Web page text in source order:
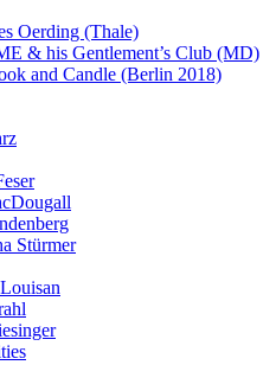
Oerding (Thale)
& his Gentlement’s Club (MD)
and Candle (Berlin 2018)
Stürmer